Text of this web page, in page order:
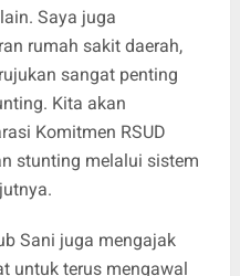
Saya juga
rumah sakit daerah,
sangat penting
Kita akan
Komitmen RSUD
stunting melalui sistem
Sani juga mengajak
untuk terus mengawal